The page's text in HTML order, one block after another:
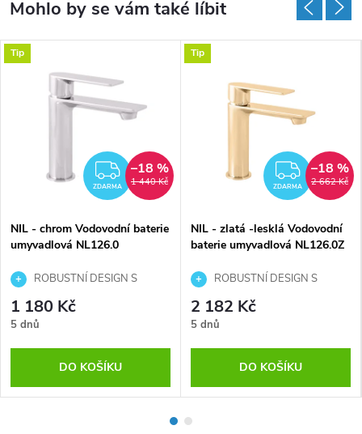
Tip
ZDARMA
ZDARMA 1 440 Kč
–18 %
NIL - chrom Vodovodní baterie
umyvadlová NL126.0
ROBUSTNÍ DESIGN S
EFEKTNÍM RAMÍNKEM
1 180 Kč
5 dnů
DO KOŠÍKU
Tip
ZDARMA 2 662 Kč
–18 %
NIL - zlatá -lesklá Vodovodní
baterie umyvadlová NL126.0Z
ROBUSTNÍ DESIGN S
EFEKTNÍM RAMÍNKEM
2 182 Kč
5 dnů
DO KOŠÍKU